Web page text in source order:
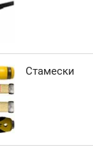
Стамески